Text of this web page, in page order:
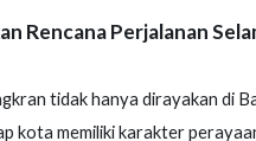
Rencana Perjalanan
tidak hanya dirayakan di
kota memiliki karakter